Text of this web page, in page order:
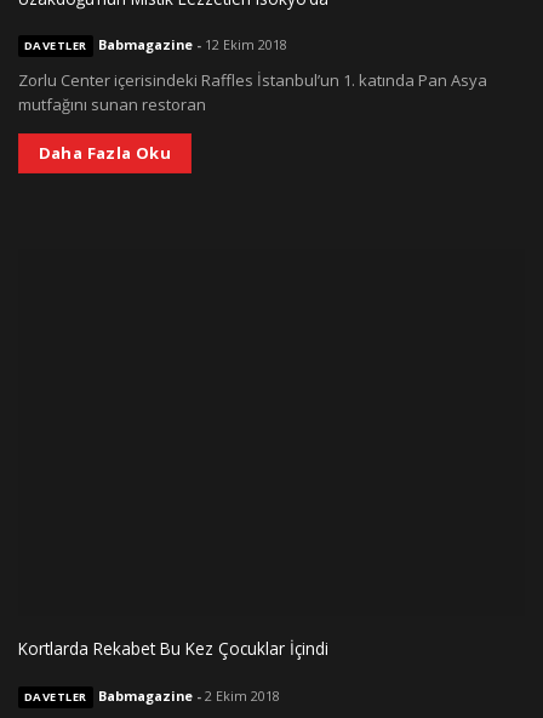
DAVETLER Babmagazine- 12 Ekim 2018
Zorlu Center içerisindeki Raffles İstanbul’un 1. katında Pan Asya
mutfağını sunan restoran
Daha Fazla Oku
Kortlarda Rekabet Bu Kez Çocuklar İçindi
DAVETLER Babmagazine- 2 Ekim 2018